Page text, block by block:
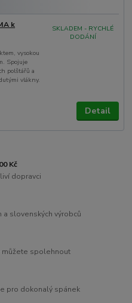
k
vysokou
Spojuje
polštářů a
vlákny.
SKLADEM - RYCHLÉ
DODÁNÍ
Detail
Kč
dopravci
a slovenských výrobců
můžete spolehnout
pro dokonalý spánek